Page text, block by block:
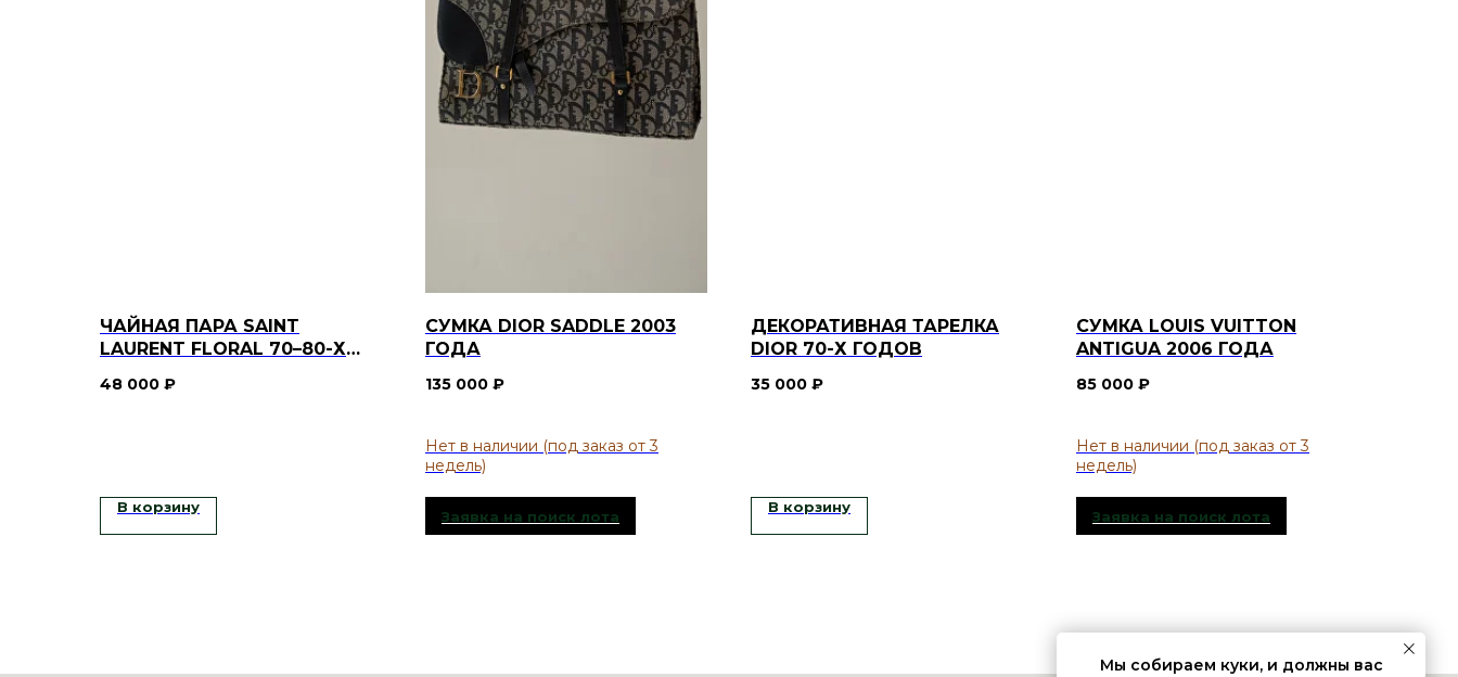
ЧАЙНАЯ ПАРА SAINT
LAURENT FLORAL 70–80-Х
48 000 ₽
В корзину
СУМКА DIOR SADDLE 2003
ГОДА
135 000 ₽
Заявка на поиск лота
ДЕКОРАТИВНАЯ ТАРЕЛКА
DIOR 70-Х ГОДОВ
35 000 ₽
В корзину
СУМКА LOUIS VUITTON
ANTIGUA 2006 ГОДА
85 000 ₽
Заявка на поиск лота
Мы собираем куки, и должны вас